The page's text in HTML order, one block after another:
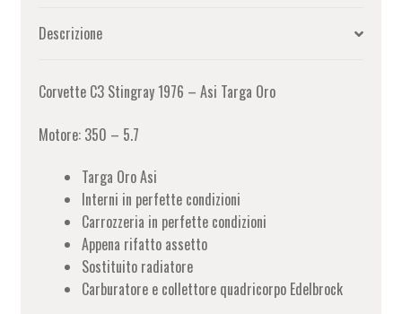
Descrizione
Corvette C3 Stingray 1976 – Asi Targa Oro
Motore: 350 – 5.7
Targa Oro Asi
Interni in perfette condizioni
Carrozzeria in perfette condizioni
Appena rifatto assetto
Sostituito radiatore
Carburatore e collettore quadricorpo Edelbrock